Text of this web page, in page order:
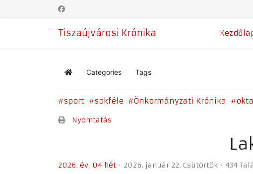
Tiszaújvárosi Krónika
Home Categories Tags
sport sokféle Önkormányzati Krónika
Nyomtatás
2026. év 04 hét 2026. január 22. Csütörtök 434